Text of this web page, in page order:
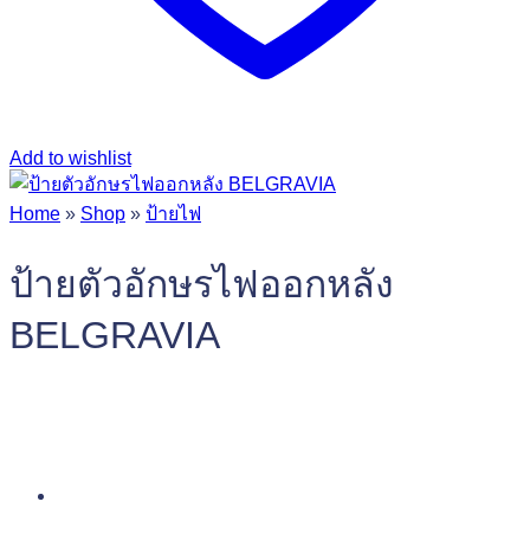
Add to wishlist
Home » Shop » ป้ายไฟ
ป้ายตัวอักษรไฟออกหลัง
BELGRAVIA